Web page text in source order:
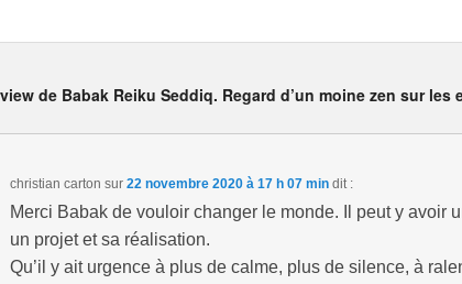
de Babak Reiku Seddiq. Regard d’un moine zen sur les
christian carton sur 22 novembre 2020 à 17 h 07 min dit :
Merci Babak de vouloir changer le monde. Il peut y avoir
un projet et sa réalisation.
Qu’il y ait urgence à plus de calme, plus de silence, à